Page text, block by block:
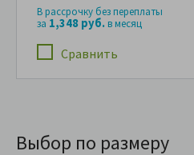
Сравнить
В рассрочку без переплаты
за 1,348 руб.в месяц
Выбор по размеру